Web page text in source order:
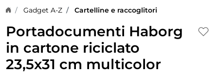
Home page
Gadget A-Z Cartelline e raccoglitori
Portadocumenti Haborg
in cartone riciclato
23,5x31 cm multicolor